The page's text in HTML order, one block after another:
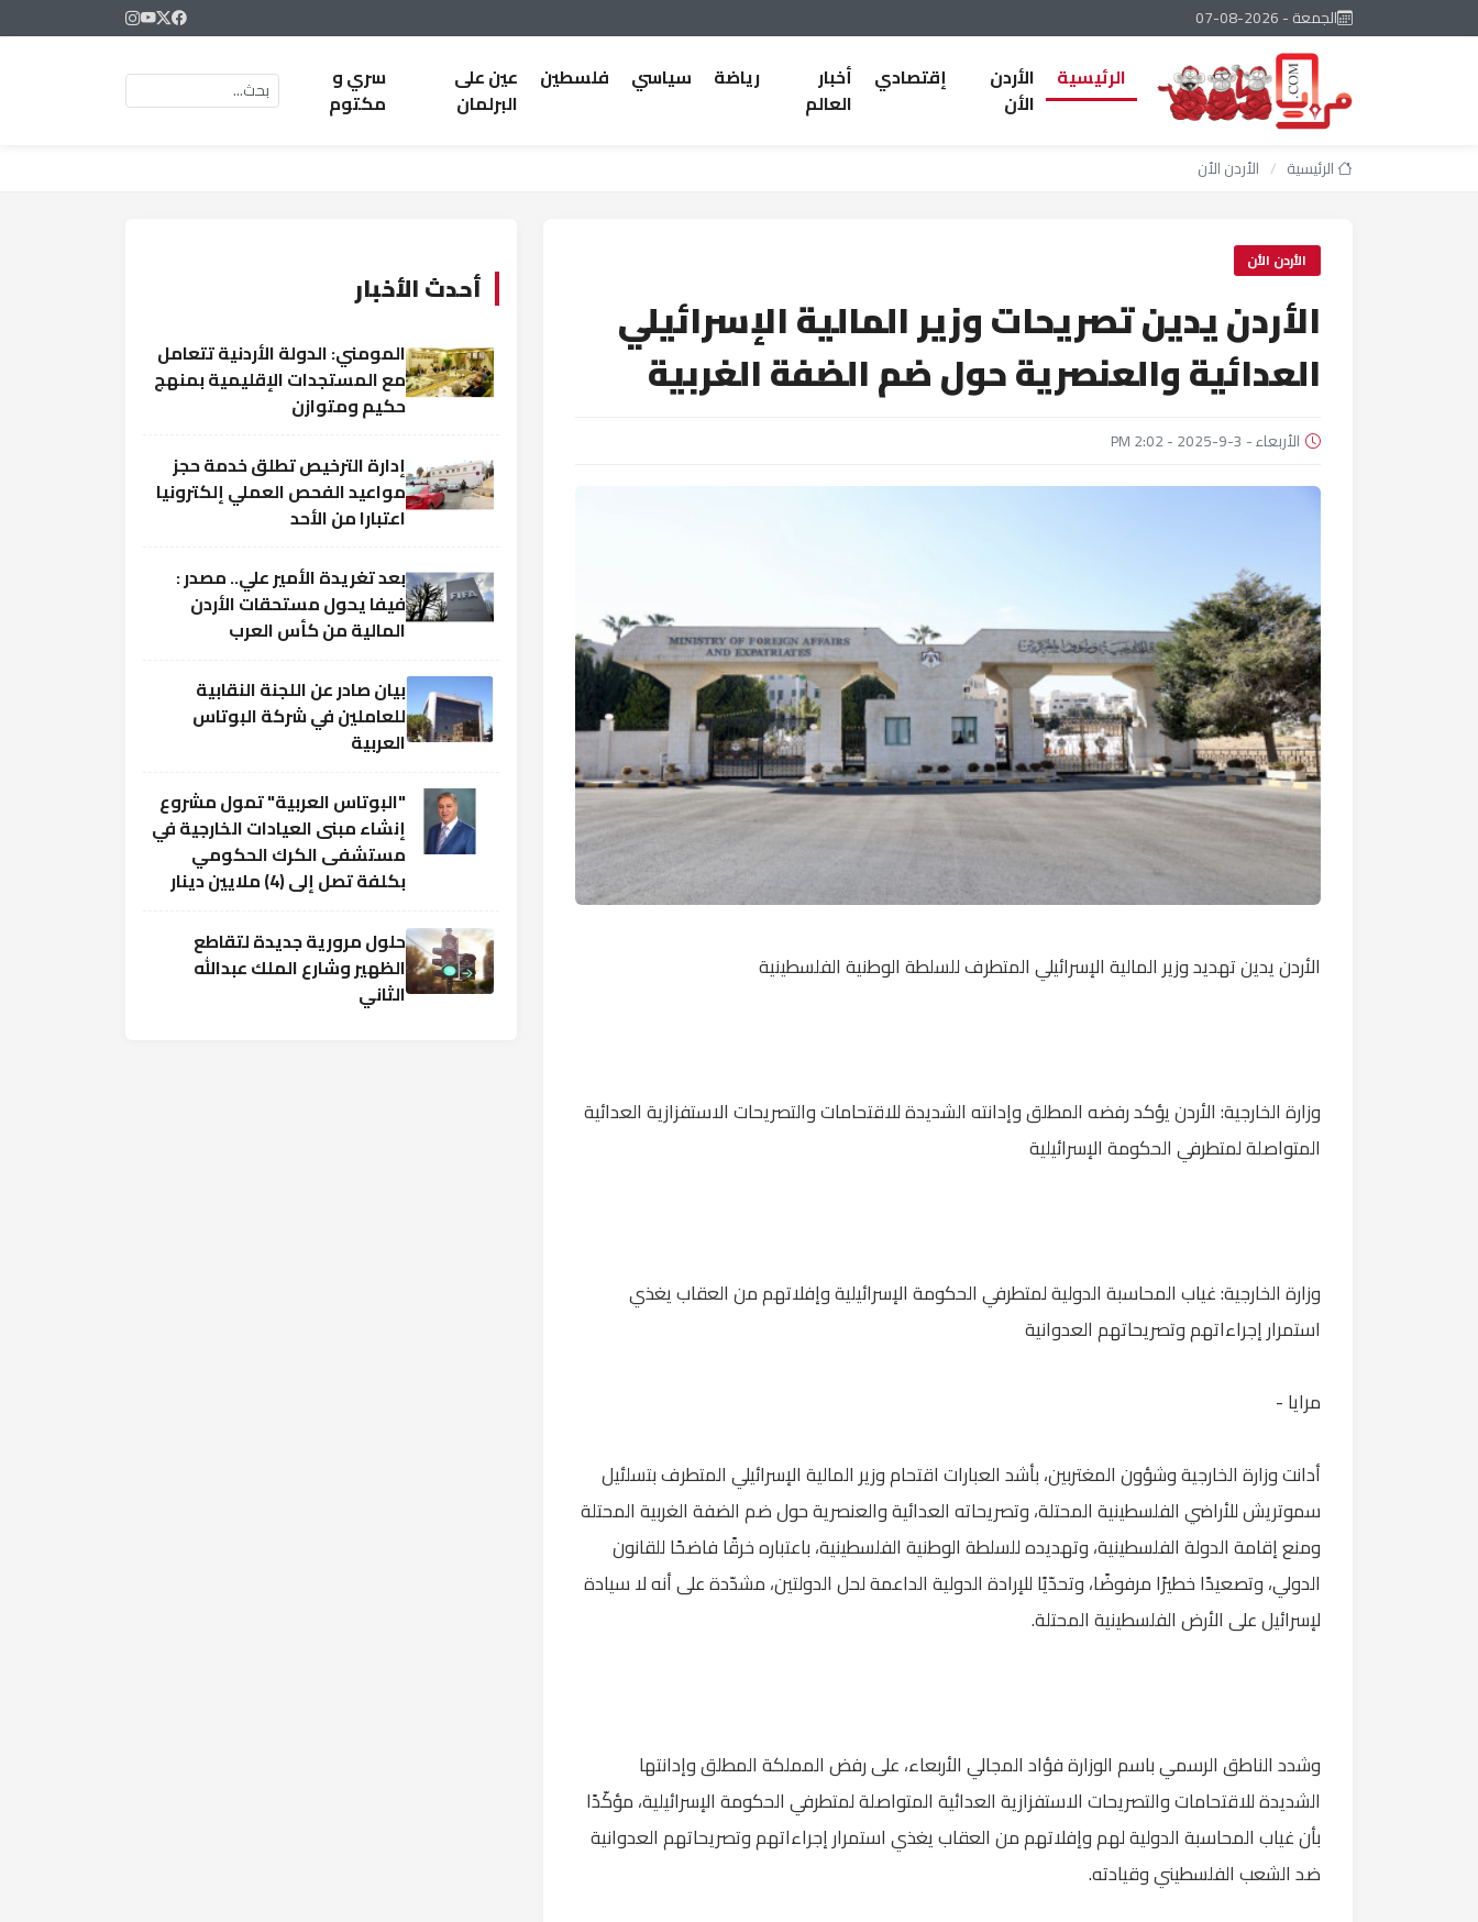
الجمعة - 2026-08-07
الرئيسية
الأردن
الأن
إقتصادي
أخبار
العالم
رياضة سياسي فلسطين
عين على
البرلمان
سري و
مكتوم
الرئيسية / الأردن الأن
الأردن الأن
الأردن يدين تصريحات وزير المالية الإسرائيلي
العدائية والعنصرية حول ضم الضفة الغربية
الأربعاء - 3-9-2025 - 2:02 PM
الأردن يدين تهديد وزير المالية الإسرائيلي المتطرف للسلطة الوطنية الفلسطينية
وزارة الخارجية: الأردن يؤكد رفضه المطلق وإدانته الشديدة للاقتحامات والتصريحات الاستفزازية العدائية
المتواصلة لمتطرفي الحكومة الإسرائيلية
وزارة الخارجية: غياب المحاسبة الدولية لمتطرفي الحكومة الإسرائيلية وإفلاتهم من العقاب يغذي
استمرار إجراءاتهم وتصريحاتهم العدوانية
مرايا -
أدانت وزارة الخارجية وشؤون المغتربين، بأشد العبارات اقتحام وزير المالية الإسرائيلي المتطرف بتسلئيل
سموتريش للأراضي الفلسطينية المحتلة، وتصريحاته العدائية والعنصرية حول ضم الضفة الغربية المحتلة
ومنع إقامة الدولة الفلسطينية، وتهديده للسلطة الوطنية الفلسطينية، باعتباره خرقًا فاضحًا للقانون
الدولي، وتصعيدًا خطيرًا مرفوضًا، وتحدّيًا للإرادة الدولية الداعمة لحل الدولتين، مشدّدة على أنه لا سيادة
لإسرائيل على الأرض الفلسطينية المحتلة.
وشدد الناطق الرسمي باسم الوزارة فؤاد المجالي الأربعاء، على رفض المملكة المطلق وإدانتها
الشديدة للاقتحامات والتصريحات الاستفزازية العدائية المتواصلة لمتطرفي الحكومة الإسرائيلية، مؤكّدًا
بأن غياب المحاسبة الدولية لهم وإفلاتهم من العقاب يغذي استمرار إجراءاتهم وتصريحاتهم العدوانية
ضد الشعب الفلسطيني وقيادته.
أحدث الأخبار
المومني: الدولة الأردنية تتعامل
مع المستجدات الإقليمية بمنهج
حكيم ومتوازن
إدارة الترخيص تطلق خدمة حجز
مواعيد الفحص العملي إلكترونيا
اعتبارا من الأحد
بعد تغريدة الأمير علي.. مصدر :
فيفا يحول مستحقات الأردن
المالية من كأس العرب
بيان صادر عن اللجنة النقابية
للعاملين في شركة البوتاس
العربية
"البوتاس العربية" تمول مشروع
إنشاء مبنى العيادات الخارجية في
مستشفى الكرك الحكومي
بكلفة تصل إلى (4) ملايين دينار
حلول مرورية جديدة لتقاطع
الظهير وشارع الملك عبدالله
الثاني